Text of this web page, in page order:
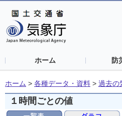
ホーム 防
ホーム > 各種データ・資料 > 過去の
１時間ごとの値